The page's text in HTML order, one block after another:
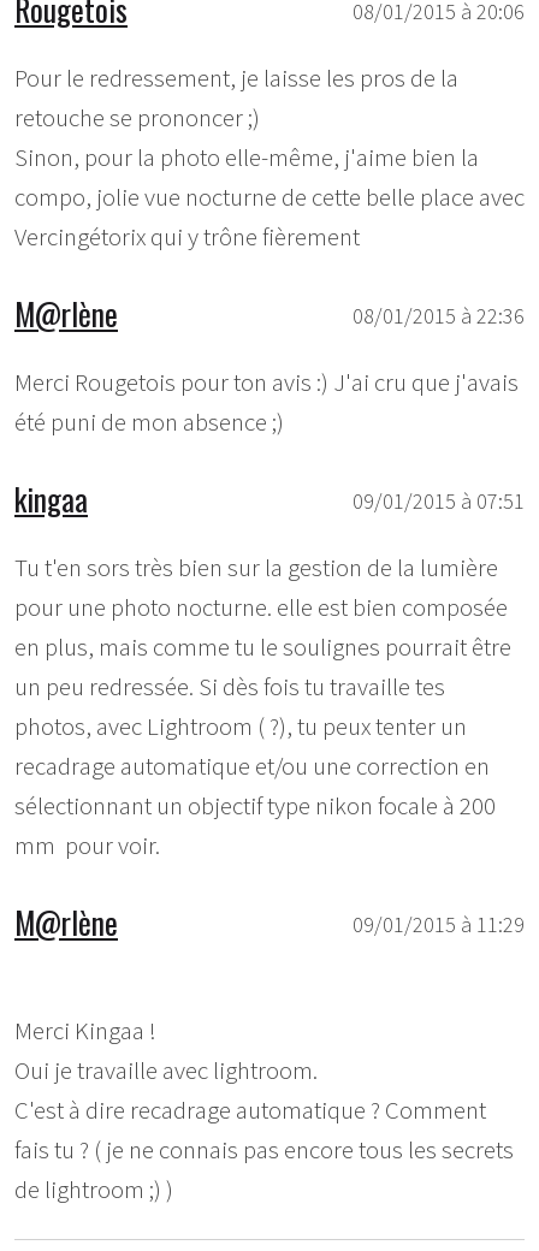
08/01/2015 à 20:06
Rougetois
Pour le redressement, je laisse les pros de la
retouche se prononcer ;)
Sinon, pour la photo elle-même, j'aime bien la
compo, jolie vue nocturne de cette belle place avec
Vercingétorix qui y trône fièrement
08/01/2015 à 22:36
M@rlène
Merci Rougetois pour ton avis :) J'ai cru que j'avais
été puni de mon absence ;)
09/01/2015 à 07:51
kingaa
Tu t'en sors très bien sur la gestion de la lumière
pour une photo nocturne. elle est bien composée
en plus, mais comme tu le soulignes pourrait être
un peu redressée. Si dès fois tu travaille tes
photos, avec Lightroom ( ?), tu peux tenter un
recadrage automatique et/ou une correction en
sélectionnant un objectif type nikon focale à 200
mm pour voir.
09/01/2015 à 11:29
M@rlène
Merci Kingaa !
Oui je travaille avec lightroom.
C'est à dire recadrage automatique ? Comment
fais tu ? ( je ne connais pas encore tous les secrets
de lightroom ;) )